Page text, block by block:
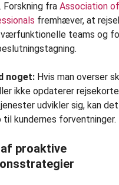
Forskning fra Association
fremhæver, at
teams og
noget: Hvis man overser
ikke opdaterer
udvikler sig, kan
til kundernes forventninger.
proaktive